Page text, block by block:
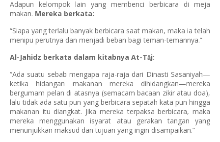
Adapun kelompok lain yang membenci berbicara di meja
makan. Mereka berkata:
“Siapa yang terlalu banyak berbicara saat makan, maka ia telah
menipu perutnya dan menjadi beban bagi teman-temannya.”
Al-Jahidz berkata dalam kitabnya At-Tāj:
“Ada suatu sebab mengapa raja-raja dari Dinasti Sasaniyah—
ketika hidangan makanan mereka dihidangkan—mereka
bergumam pelan di atasnya (semacam bacaan zikir atau doa),
lalu tidak ada satu pun yang berbicara sepatah kata pun hingga
makanan itu diangkat. Jika mereka terpaksa berbicara, maka
mereka menggunakan isyarat atau gerakan tangan yang
menunjukkan maksud dan tujuan yang ingin disampaikan.”